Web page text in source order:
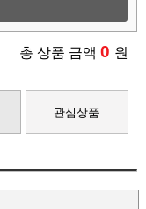
총 상품 금액 0 원
관심상품